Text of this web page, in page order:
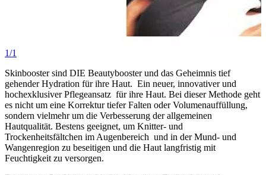
1/1
Skinbooster sind DIE Beautybooster und das Geheimnis tief
gehender Hydration für ihre Haut. Ein neuer, innovativer und
hochexklusiver Pflegeansatz für ihre Haut. Bei dieser Methode geht
es nicht um eine Korrektur tiefer Falten oder Volumenauffüllung,
sondern vielmehr um die Verbesserung der allgemeinen
Hautqualität. Bestens geeignet, um Knitter- und
Trockenheitsfältchen im Augenbereich und in der Mund- und
Wangenregion zu beseitigen und die Haut langfristig mit
Feuchtigkeit zu versorgen.